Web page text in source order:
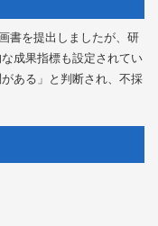
書を提出しましたが、研
成果指標も設定されてい
ある」と判断され、不採